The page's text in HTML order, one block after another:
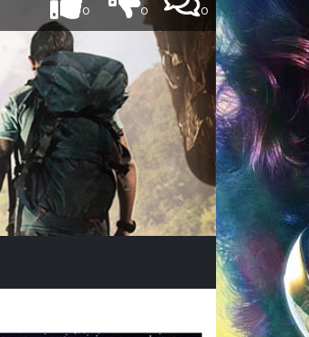
0
0
0